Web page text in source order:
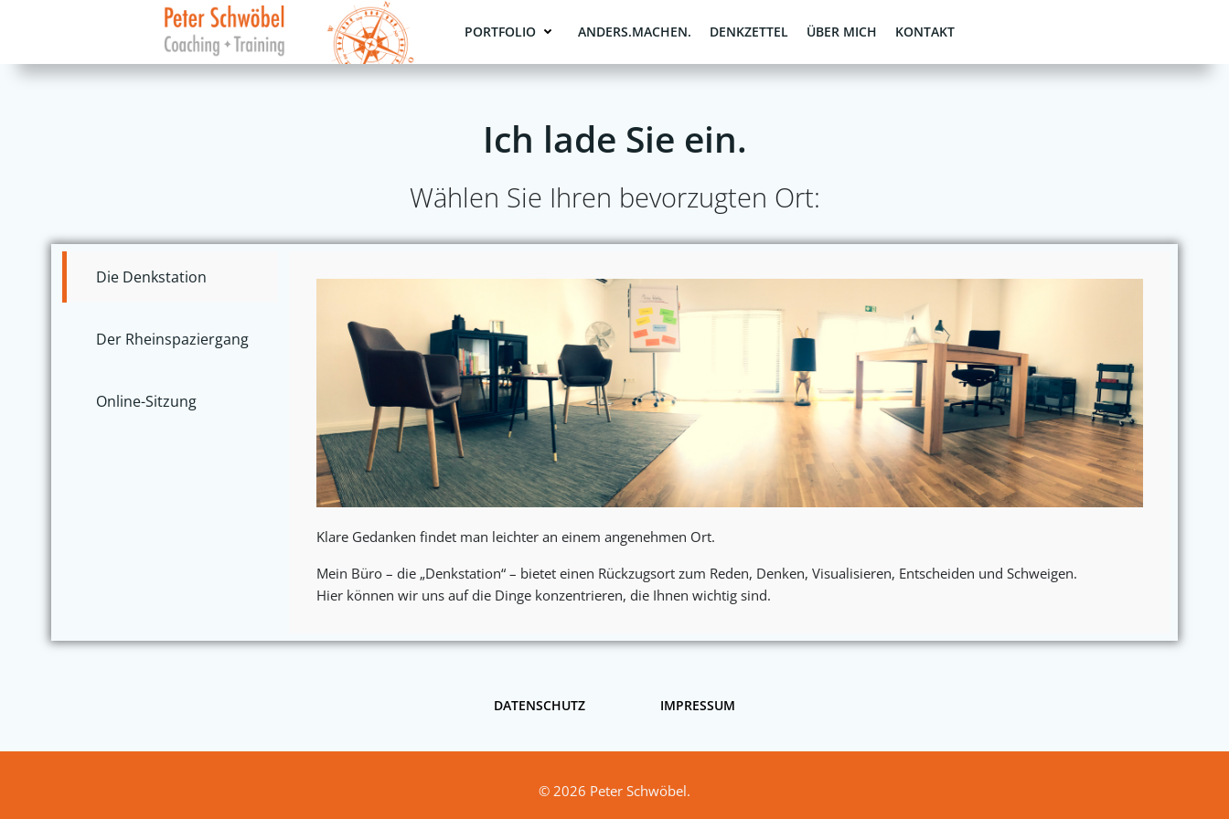
PORTFOLIO ANDERS.MACHEN. DENKZETTEL ÜBER MICH KONTAKT
Ich lade Sie ein.
Wählen Sie Ihren bevorzugten Ort:
Die Denkstation
Der Rheinspaziergang
Online-Sitzung
Klare Gedanken findet man leichter an einem angenehmen Ort.
Mein Büro – die „Denkstation“ – bietet einen Rückzugsort zum Reden, Denken, Visualisieren, Entscheiden und Schweigen.
Hier können wir uns auf die Dinge konzentrieren, die Ihnen wichtig sind.
DATENSCHUTZ IMPRESSUM
© 2026 Peter Schwöbel.